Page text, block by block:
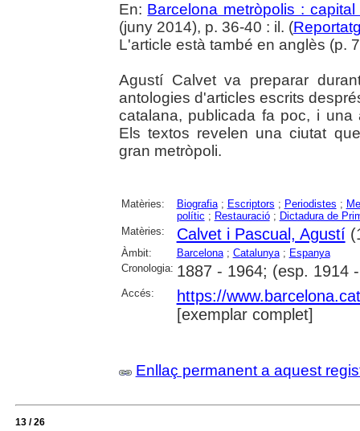
En: Barcelona metròpolis :
(juny 2014), p. 36-40 : il. (
L'article està també en anglès (p.
Agustí Calvet va preparar
antologies d'articles escrits
catalana, publicada fa poc, i una
Els textos revelen una ciutat
gran metròpoli.
Matèries: Biografia; Escriptors ; Periodistes ;
polític ; Restauració; Dictadura de
Matèries:
Calvet i Pascual, Agustí
Àmbit: Barcelona; Catalunya; Espanya
Cronologia: 1887 - 1964; (esp. 1914
Accés:
https://
[exemplar complet]
Enllaç permanent a aquest
13 / 26